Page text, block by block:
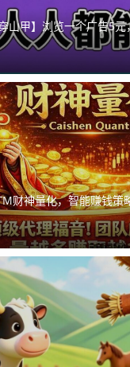
山甲】浏览一个广告5
财神量化，智能赚钱策